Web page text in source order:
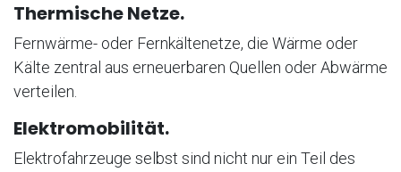
Thermische Netze.
Fernwärme- oder Fernkältenetze, die Wärme oder
Kälte zentral aus erneuerbaren Quellen oder Abwärme
verteilen.
Elektromobilität.
Elektrofahrzeuge selbst sind nicht nur ein Teil des